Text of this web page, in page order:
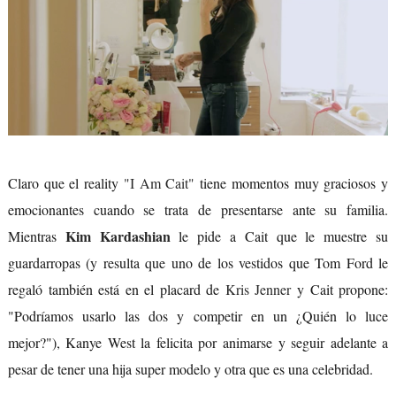
Claro que el reality "I Am Cait" tiene momentos muy graciosos y
emocionantes cuando se trata de presentarse ante su familia.
Mientras Kim Kardashian le pide a Cait que le muestre su
guardarropas (y resulta que uno de los vestidos que Tom Ford le
regaló también está en el placard de Kris Jennery Cait propone:
"Podríamos usarlo las dos y competir en un ¿Quién lo luce
mejor?"), Kanye West la felicita por animarse y seguir adelante a
pesar de tener una hija super modelo y otra que es una celebridad.